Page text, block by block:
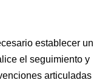
establecer un
el seguimiento y
articuladas